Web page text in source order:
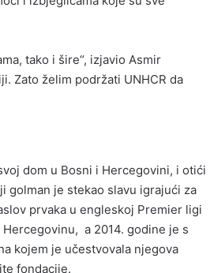
tako i šire“, izjavio Asmir
Zato želim podržati UNHCR da
dom u Bosni i Hercegovini, i otići
golman je stekao slavu igrajući za
prvaka u engleskoj Premier ligi
a 2014. godine je s
kojem je učestvovala njegova
fondacije.